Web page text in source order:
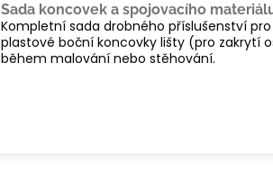
Sada koncovek a spojovacího
Kompletní sada drobného příslušenství pro
plastové boční koncovky lišty (pro zakrytí
během malování nebo stěhování.